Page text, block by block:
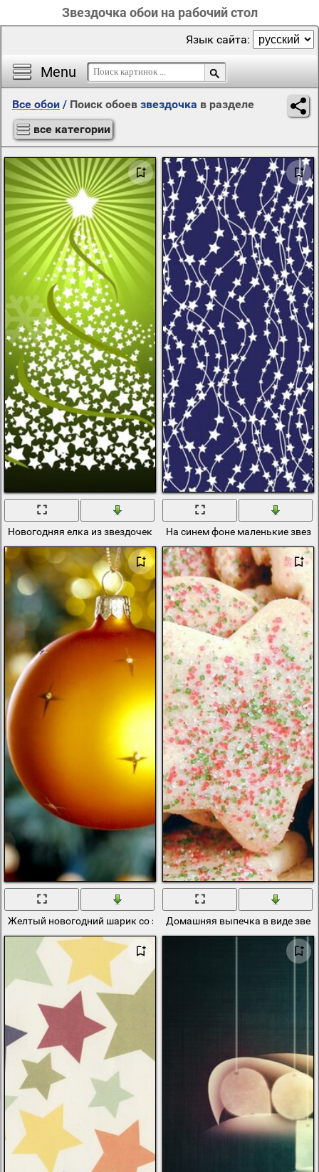
Звездочка обои на рабочий стол
Menu
Язык сайта:
Все обои / Поиск обоев звездочка в разделе
все категории
Новогодняя елка из звездочек На синем фоне маленькие
Желтый новогодний шарик со звездочкамиДомашняя выпечка в виде